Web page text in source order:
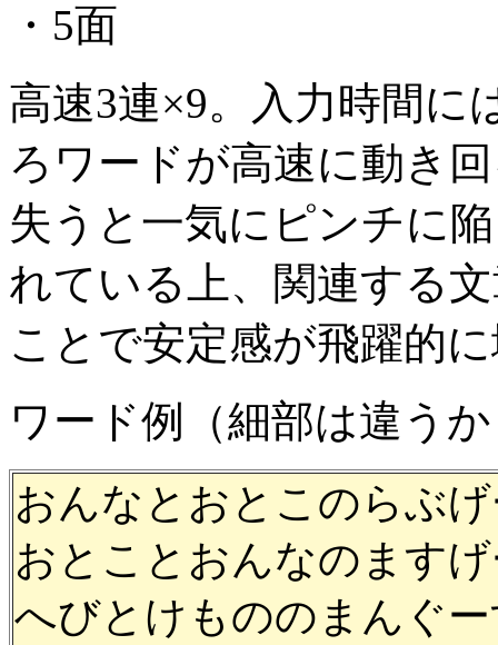
・5面
高速3連×9。入力時間に
ろワードが高速に動き
失うと一気にピンチに
れている上、関連する
ことで安定感が飛躍的
ワード例（細部は違う
おんなとおとこのらぶ
おとことおんなのます
へびとけもののまんぐ